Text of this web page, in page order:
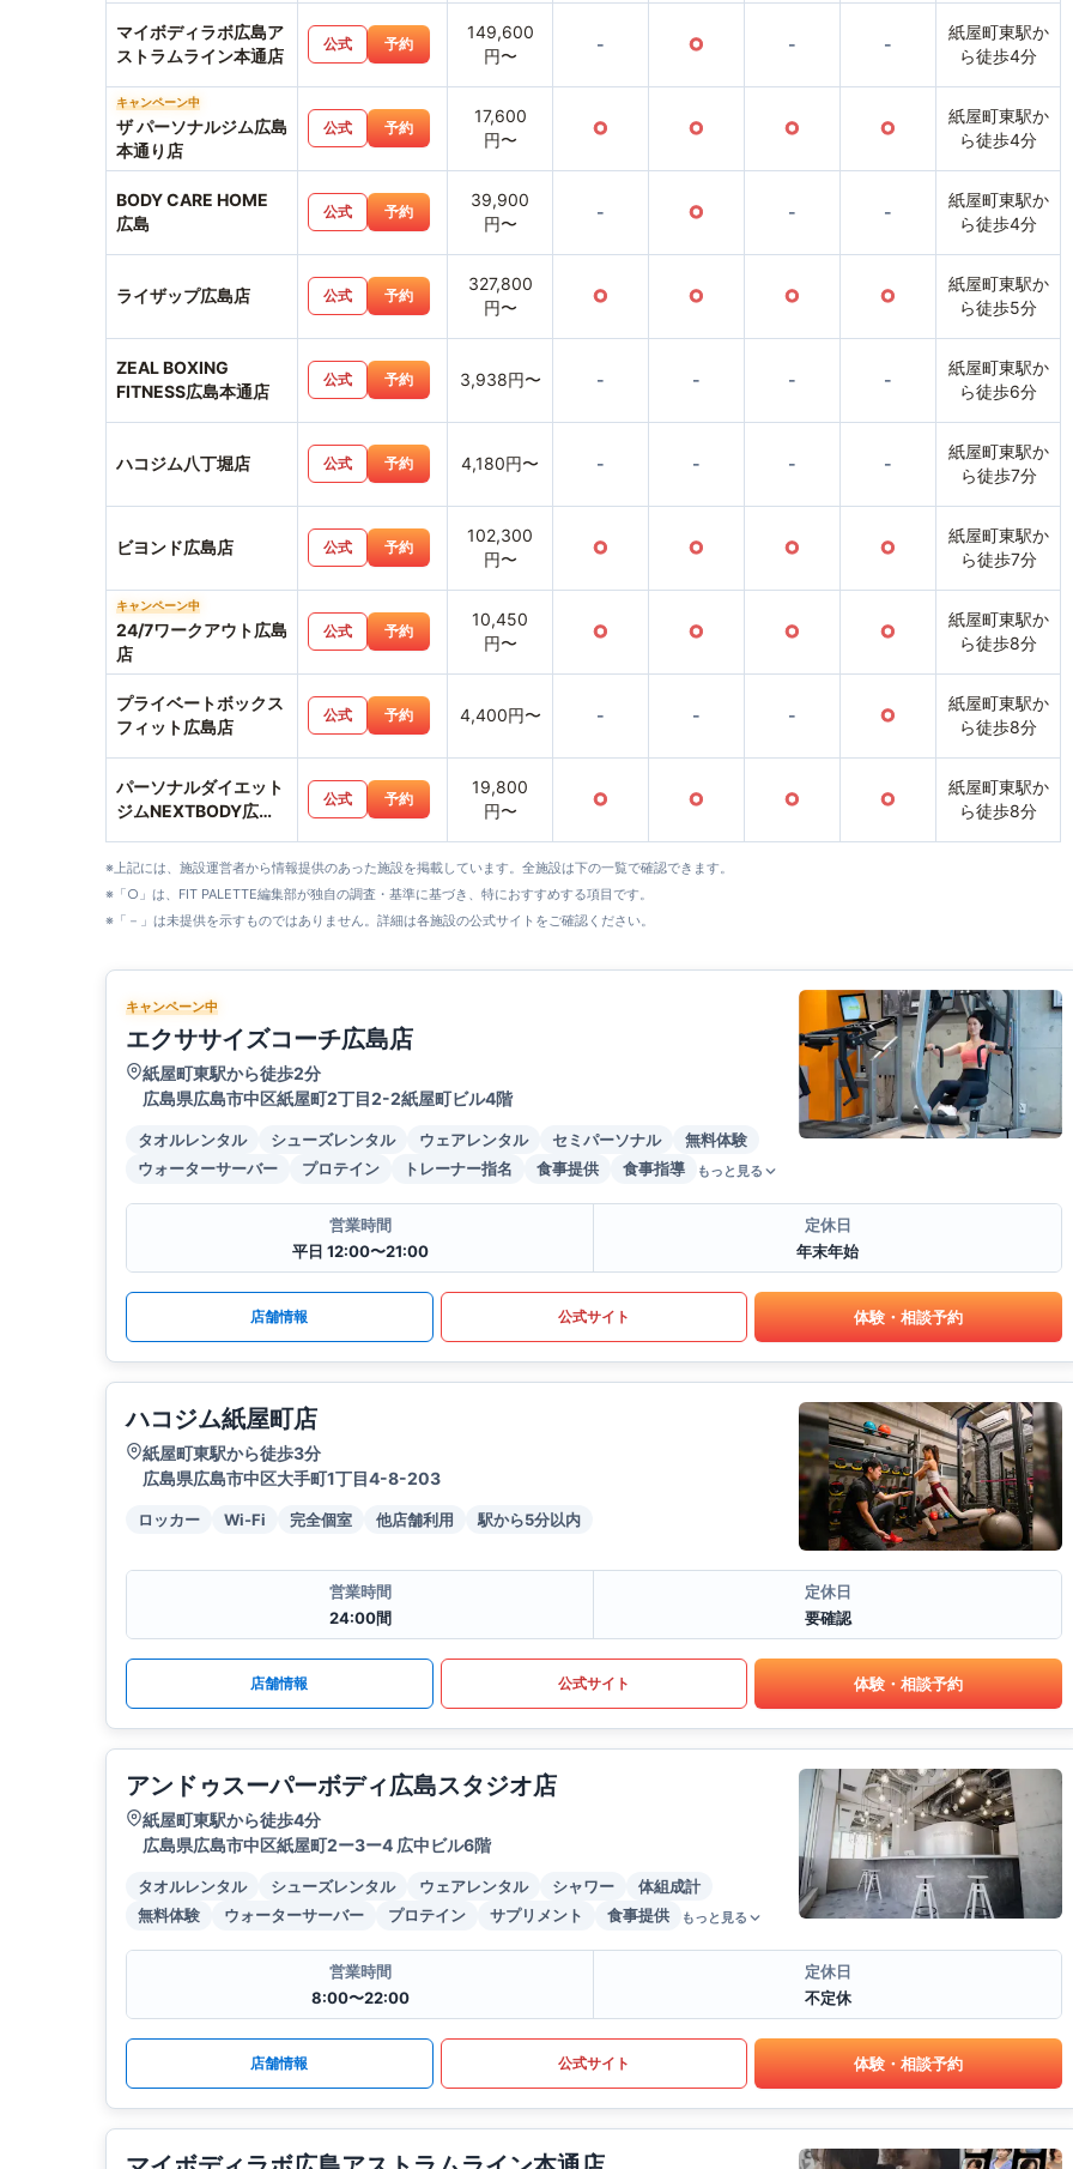
マイボディラボ広島ア
ストラムライン本通店
公式 予約
149,600
円〜
- ○ - -
紙屋町東駅か
ら徒歩4分
キャンペーン中
ザ パーソナルジム広島
本通り店
公式 予約
17,600
円〜
○ ○ ○ ○
紙屋町東駅か
ら徒歩4分
BODY CARE HOME
広島
公式 予約
39,900
円〜
- ○ - -
紙屋町東駅か
ら徒歩4分
ライザップ広島店 公式 予約
327,800
円〜
○ ○ ○ ○
紙屋町東駅か
ら徒歩5分
ZEAL BOXING
FITNESS広島本通店
公式 予約 3,938円〜 - - - -
紙屋町東駅か
ら徒歩6分
ハコジム八丁堀店 公式 予約 4,180円〜 - - - -
紙屋町東駅か
ら徒歩7分
ビヨンド広島店 公式 予約
102,300
円〜
○ ○ ○ ○
紙屋町東駅か
ら徒歩7分
キャンペーン中
24/7ワークアウト広島
店
公式 予約
10,450
円〜
○ ○ ○ ○
紙屋町東駅か
ら徒歩8分
プライベートボックス
フィット広島店
公式 予約 4,400円〜 - - - ○
紙屋町東駅か
ら徒歩8分
パーソナルダイエット
ジムNEXTBODY広島
公式 予約
19,800
円〜
○ ○ ○ ○
紙屋町東駅か
ら徒歩8分
※上記には、施設運営者から情報提供のあった施設を掲載しています。全施設は下の一覧で確認できます。
※「○」は、FIT PALETTE編集部が独自の調査・基準に基づき、特におすすめする項目です。
※「－」は未提供を示すものではありません。詳細は各施設の公式サイトをご確認ください。
キャンペーン中
エクササイズコーチ広島店
紙屋町東駅から徒歩2分
広島県広島市中区紙屋町2丁目2-2紙屋町ビル4階
タオルレンタル シューズレンタル ウェアレンタル セミパーソナル
無料体験
ウォーターサーバー
プロテイン トレーナー指名 食事提供 食事指導 もっと見る
営業時間
平日 12:00〜21:00
定休日
年末年始
店舗情報 公式サイト 体験・相談予約
ハコジム紙屋町店
紙屋町東駅から徒歩3分
広島県広島市中区大手町1丁目4-8-203
ロッカー Wi-Fi 完全個室 他店舗利用 駅から5分以内
営業時間
24:00間
定休日
要確認
店舗情報 公式サイト 体験・相談予約
アンドゥスーパーボディ広島スタジオ店
紙屋町東駅から徒歩4分
広島県広島市中区紙屋町2ー3ー4 広中ビル6階
タオルレンタル シューズレンタル ウェアレンタル シャワー
体組成計
無料体験
ウォーターサーバー プロテイン サプリメント 食事提供 もっと見る
営業時間
8:00〜22:00
定休日
不定休
店舗情報 公式サイト 体験・相談予約